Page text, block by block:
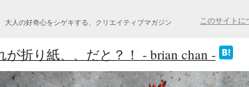
大人の好奇心をシゲキする、クリエイティブマガジン このサイトに
が折り紙、、だと？！ - brian chan -